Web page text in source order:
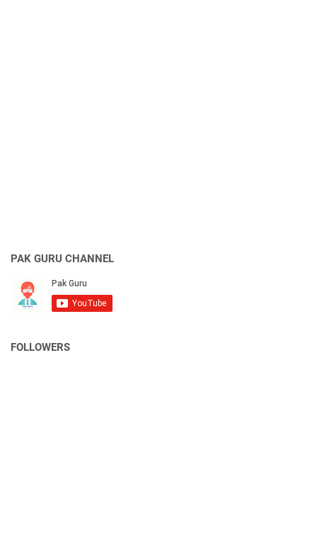
PAK GURU CHANNEL
FOLLOWERS